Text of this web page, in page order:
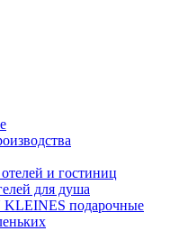
и гостиниц
для душа
подарочные